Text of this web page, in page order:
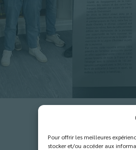
Pour offrir les meilleures
stocker et/ou accéder aux